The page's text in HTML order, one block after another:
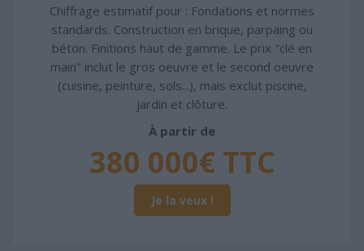
Chiffrage estimatif pour : Fondations et normes
standards. Construction en brique, parpaing ou
béton. Finitions haut de gamme. Le prix "clé en
main" inclut le gros oeuvre et le second oeuvre
(cuisine, peinture, sols...), mais exclut piscine,
jardin et clôture.
À partir de
380 000€ TTC
Je la veux !